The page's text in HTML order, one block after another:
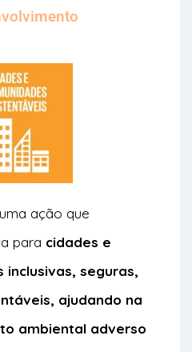
ação que
para cidades e
inclusivas, seguras,
ajudando na
ambiental adverso